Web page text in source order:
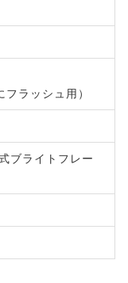
ラッシュ用）
ブライトフレー